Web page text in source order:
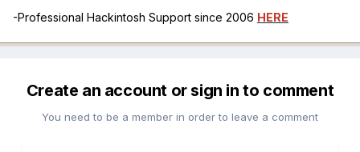
-Professional Hackintosh Support since 2006 HERE
Create an account or sign in to comment
You need to be a member in order to leave a comment